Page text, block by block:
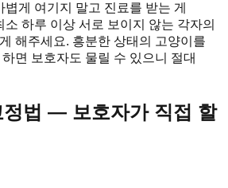
게 여기지 말고 진료를 받는 게
하루 이상 서로 보이지 않는 각자의
해주세요. 흥분한 상태의 고양이를
면 보호자도 물릴 수 있으니 절대
정법 — 보호자가 직접 할